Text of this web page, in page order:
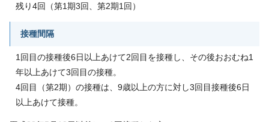
残り4回（第1期3回、第2期1回）
接種間隔
1回目の接種後6日以上あけて2回目を接種し、その後おおむね1
年以上あけて3回目の接種。
4回目（第2期）の接種は、9歳以上の方に対し3回目接種後6日
以上あけて接種。